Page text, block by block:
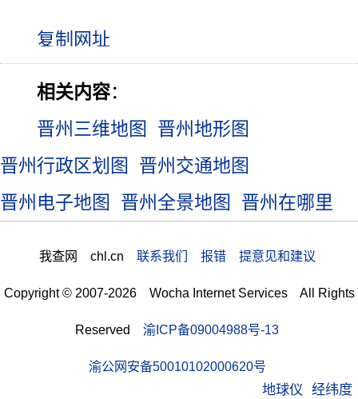
地球仪 经纬度
相关内容：
晋州三维地图
晋州地形图
晋州行政区划图
晋州交通地图
晋州电子地图
晋州全景地图 晋州在哪里
我查网 chl.cn 联系我们 报错 提意见和建议
Copyright © 2007-2026 Wocha Internet Services All Rights
Reserved 渝ICP备09004988号-13
渝公网安备50010102000620号